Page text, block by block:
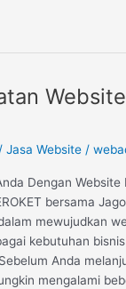
/ Jasa Website /
Dengan Website
bersama
mewujudkan
kebutuhan
Anda
mengalami